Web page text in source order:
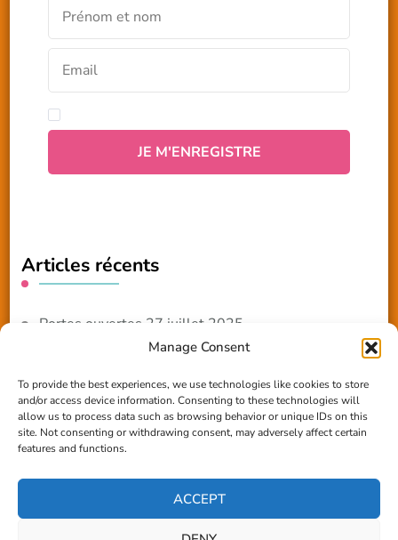
Manage Consent
To provide the best experiences, we use technologies like cookies to store
and/or access device information. Consenting to these technologies will
allow us to process data such as browsing behavior or unique IDs on this
site. Not consenting or withdrawing consent, may adversely affect certain
features and functions.
ACCEPT
Articles récents
Portes ouvertes 27 juillet 2025
Reportage TV Com
Construction en terre-paille
Chantier Participatif Terre Paille 6/7/24